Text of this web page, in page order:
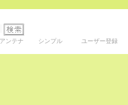
アンテナ シンプル ユーザー登録